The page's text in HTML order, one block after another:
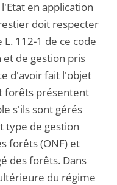
en application
doit respecter
112-1 de ce code
de gestion pris
d'avoir fait l'objet
forêts présentent
s'ils sont gérés
type de gestion
forêts (ONF) et
des forêts. Dans
du régime